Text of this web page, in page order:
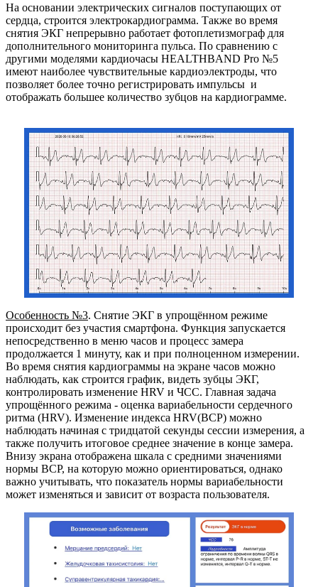
На основании электрических сигналов поступающих от
сердца, строится электрокардиограмма. Также во время
снятия ЭКГ непрерывно работает фотоплетизмограф для
дополнительного мониторинга пульса. По сравнению с
другими моделями кардиочасы HEALTHBAND Pro №5
имеют наиболее чувствительные кардиоэлектроды, что
позволяет более точно регистрировать импульсы и
отображать большее количество зубцов на кардиограмме.
Особенность №3. Снятие ЭКГ в упрощённом режиме
происходит без участия смартфона. Функция запускается
непосредственно в меню часов и процесс замера
продолжается 1 минуту, как и при полноценном измерении.
Во время снятия кардиограммы на экране часов можно
наблюдать, как строится график, видеть зубцы ЭКГ,
контролировать изменение HRV и ЧСС. Главная задача
упрощённого режима - оценка вариабельности сердечного
ритма (HRV). Изменение индекса HRV(ВСР) можно
наблюдать начиная с тридцатой секунды сессии измерения, а
также получить итоговое среднее значение в конце замера.
Внизу экрана отображена шкала с средними значениями
нормы ВСР, на которую можно ориентироваться, однако
важно учитывать, что показатель нормы вариабельности
может изменяться и зависит от возраста пользователя.